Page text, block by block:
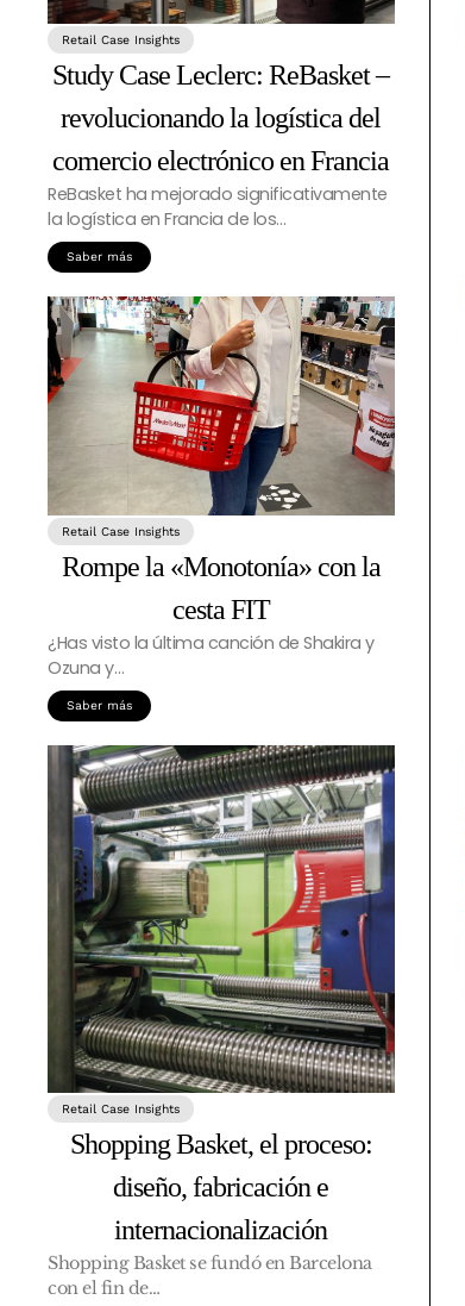
Retail Case Insights
Study Case Leclerc: ReBasket –
revolucionando la logística del
comercio electrónico en Francia
ReBasket ha mejorado significativamente
la logística en Francia de los…
Saber más
Retail Case Insights
Rompe la «Monotonía» con la
cesta FIT
¿Has visto la última canción de Shakira y
Ozuna y…
Saber más
Retail Case Insights
Shopping Basket, el proceso:
diseño, fabricación e
internacionalización
Shopping Basket se fundó en Barcelona
con el fin de…